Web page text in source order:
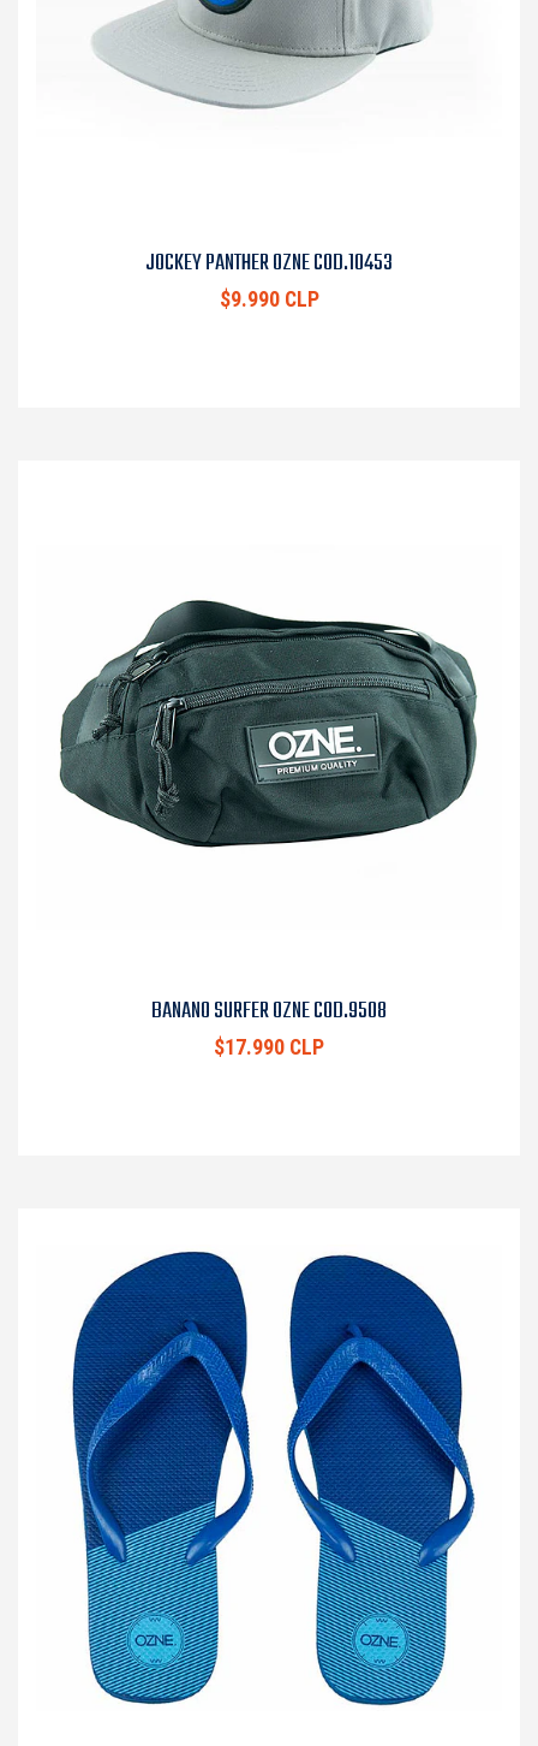
JOCKEY PANTHER OZNE COD.10453
$9.990 CLP
BANANO SURFER OZNE COD.9508
$17.990 CLP